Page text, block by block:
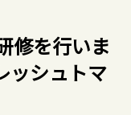
修を行いま
ッシュトマ